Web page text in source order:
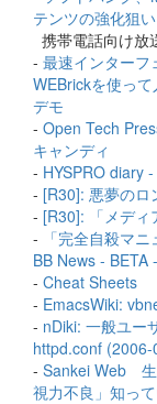
テンツの強化狙
携帯電話向け放
- 最速インターフ
WEBrickを使っ
デモ
- Open Tech
キャンディ
- HYSPRO diary
- [R30]: 悪夢のロ
- [R30]: 「メディ
-
「完全自殺マ
BB News - BETA -
- Cheat Sheets
- EmacsWiki:
- nDiki: 一般ユー
httpd.conf (2006-
- Sankei Web
視力不良」知っ